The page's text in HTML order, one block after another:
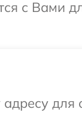
с Вами